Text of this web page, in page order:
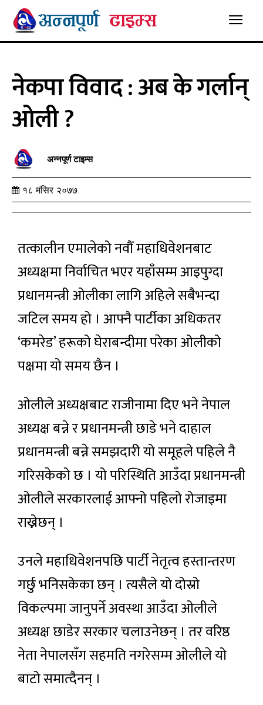
नेकपा विवाद : अब के गर्लान्
ओली ?
अन्नपूर्ण टाइम्स
१८ मंसिर २०७७
तत्कालीन एमालेको नवौं महाधिवेशनबाट
अध्यक्षमा निर्वाचित भएर यहाँसम्म आइपुग्दा
प्रधानमन्त्री ओलीका लागि अहिले सबैभन्दा
जटिल समय हो । आफ्नै पार्टीका अधिकतर
‘कमरेड’ हरूको घेराबन्दीमा परेका ओलीको
पक्षमा यो समय छैन ।
ओलीले अध्यक्षबाट राजीनामा दिए भने नेपाल
अध्यक्ष बन्ने र प्रधानमन्त्री छाडे भने दाहाल
प्रधानमन्त्री बन्ने समझदारी यो समूहले पहिले नै
गरिसकेको छ । यो परिस्थिति आउँदा प्रधानमन्त्री
ओलीले सरकारलाई आफ्नो पहिलो रोजाइमा
राख्नेछन् ।
उनले महाधिवेशनपछि पार्टी नेतृत्व हस्तान्तरण
गर्छु भनिसकेका छन् । त्यसैले यो दोस्रो
विकल्पमा जानुपर्ने अवस्था आउँदा ओलीले
अध्यक्ष छाडेर सरकार चलाउनेछन् । तर वरिष्ठ
नेता नेपालसँग सहमति नगरेसम्म ओलीले यो
बाटो समात्दैनन् ।